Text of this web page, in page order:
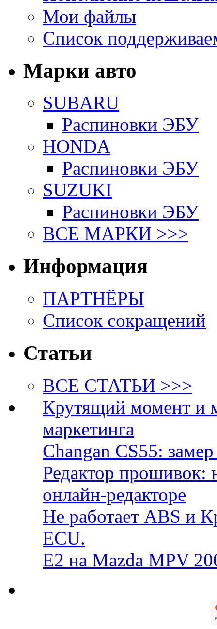
Мои файлы
Список
Марки авто
SUBARU
Распиновки ЭБУ
HONDA
Распиновки ЭБУ
SUZUKI
Распиновки ЭБУ
ВСЕ МАРКИ >>>
Информация
ПАРТНЁРЫ
Список сокращений
Статьи
ВСЕ СТАТЬИ >>>
Крутящий момент и
маркетинга
Changan CS55:
Редактор прошивок:
онлайн-редакторе
Не работает ABS и
ECU.
E2 на Mazda MPV